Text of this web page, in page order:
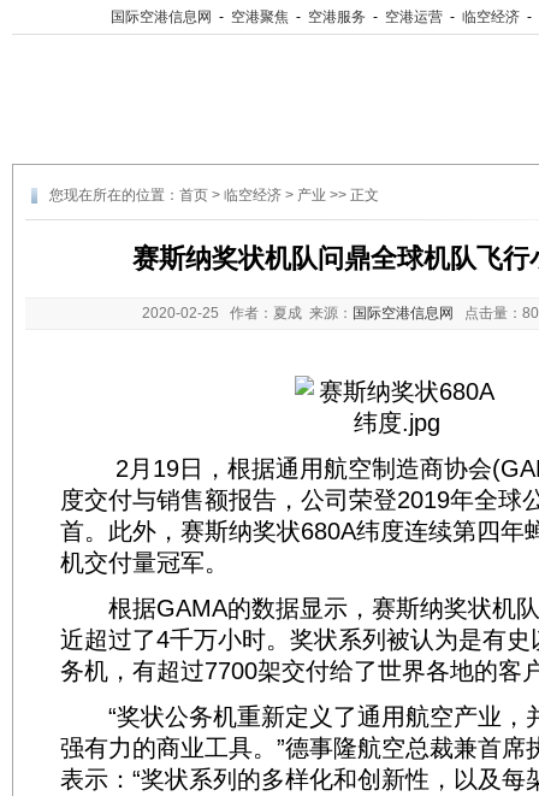
国际空港信息网 - 空港聚焦 - 空港服务 - 空港运营 - 临空经济 -
您现在所在的位置： 首页 > 临空经济 > 产业 >> 正文
赛斯纳奖状机队问鼎全球机队飞行
2020-02-25 作者：夏成 来源： 国际空港信息网 点击量：
2月19日，根据通用航空制造商协会
度交付与销售额报告，公司荣登2019年全球
首。此外，赛斯纳奖状680A纬度连续第四年
机交付量冠军。
根据GAMA的数据显示，赛斯纳奖状机队
近超过了4千万小时。奖状系列被认为是有
务机，有超过7700架交付给了世界各地的客
“奖状公务机重新定义了通用航空产业，
强有力的商业工具。”德事隆航空总裁兼首席
表示：“奖状系列的多样化和创新性，以及每